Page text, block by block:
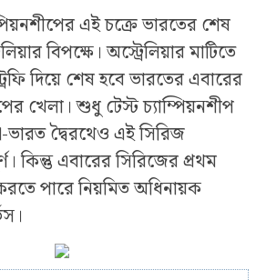
এই চক্রে ভারতের শেষ
বিপক্ষে। অস্ট্রেলিয়ার মাটিতে
দিয়ে শেষ হবে ভারতের এবারের
খেলা। শুধু টেস্ট চ্যাম্পিয়নশীপ
ভারত দ্বৈরথেও এই সিরিজ
কিন্তু এবারের সিরিজের প্রথম
পারে নিয়মিত অধিনায়ক